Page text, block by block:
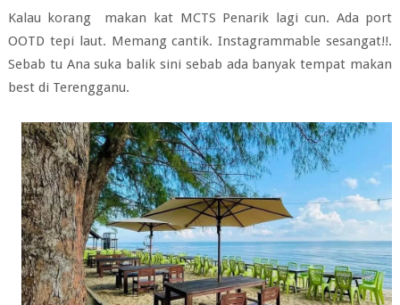
Kalau korang makan kat MCTS Penarik lagi cun. Ada port
OOTD tepi laut. Memang cantik. Instagrammable sesangat!!.
Sebab tu Ana suka balik sini sebab ada banyak tempat makan
best di Terengganu.